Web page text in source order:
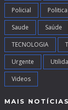
Policial Politica
Saude Saúde
TECNOLOGIA
Urgente
Videos
MAIS NOTÍCIAS